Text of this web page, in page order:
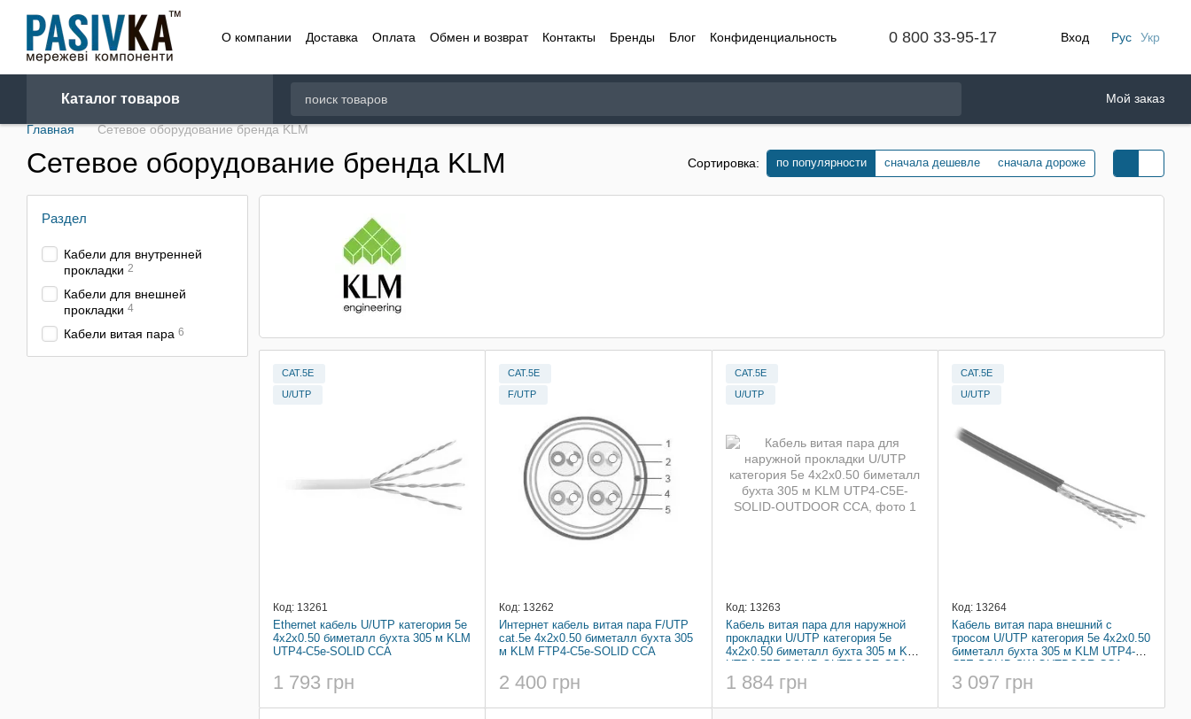
Перейти к основному контенту
О компании
Доставка Оплата Обмен и возврат Контакты Бренды Блог
Конфиденциальность
0 800 33-95-17 Вход Рус Укр
Каталог товаров Мой заказ
Главная Сетевое оборудование бренда KLM
Сетевое оборудование бренда KLM Сортировка: по популярности сначала дешевле сначала дороже
CAT.5E
U/UTP
Код: 13261
Ethernet кабель U/UTP категория 5e
4x2x0.50 биметалл бухта 305 м KLM
UTP4-C5e-SOLID CCA
1 793 грн
CAT.5E
F/UTP
Код: 13262
Интернет кабель витая пара F/UTP
cat.5e 4x2x0.50 биметалл бухта 305
м KLM FTP4-C5e-SOLID CCA
2 400 грн
CAT.5E
U/UTP
Код: 13263
Кабель витая пара для наружной
прокладки U/UTP категория 5e
4x2x0.50 биметалл бухта 305 м KLM
UTP4-C5E-SOLID-OUTDOOR CCA
1 884 грн
CAT.5E
U/UTP
Код: 13264
Кабель витая пара внешний c
тросом U/UTP категория 5e 4x2x0.50
биметалл бухта 305 м KLM UTP4-
C5E-SOLID-SW-OUTDOOR CCA
3 097 грн
Раздел
Кабели для внутренней
прокладки 2
Кабели для внешней
прокладки 4
Кабели витая пара 6